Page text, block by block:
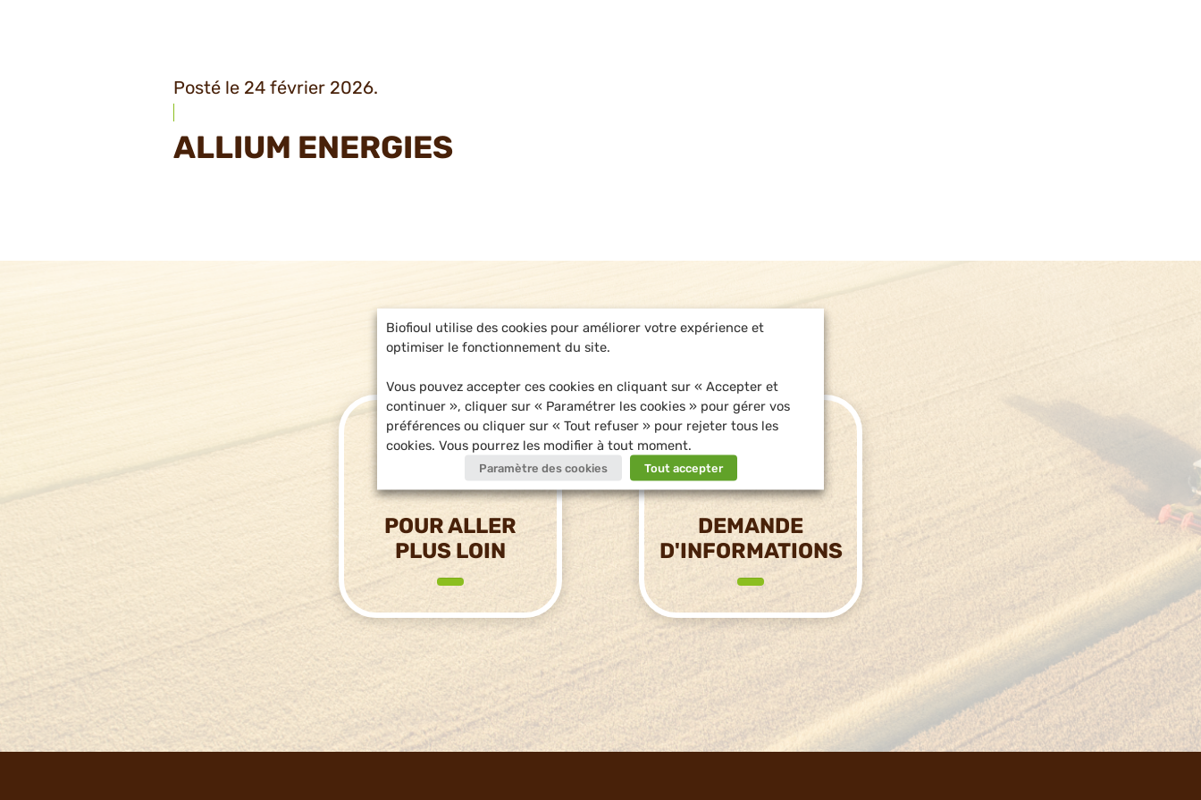
Posté le 24 février 2026.
ALLIUM ENERGIES
POUR ALLER
PLUS LOIN
DEMANDE
D'INFORMATIONS
Biofioul utilise des cookies pour améliorer votre expérience et
optimiser le fonctionnement du site.
Vous pouvez accepter ces cookies en cliquant sur « Accepter et
continuer », cliquer sur « Paramétrer les cookies » pour gérer vos
préférences ou cliquer sur « Tout refuser » pour rejeter tous les
cookies. Vous pourrez les modifier à tout moment.
Paramètre des cookies Tout accepter